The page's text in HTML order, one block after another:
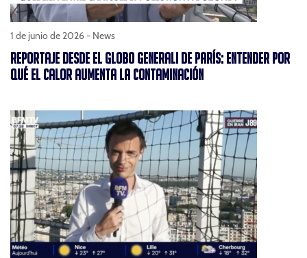
1 de junio de 2026 - News
REPORTAJE DESDE EL GLOBO GENERALI DE PARÍS: ENTENDER POR
QUÉ EL CALOR AUMENTA LA CONTAMINACIÓN